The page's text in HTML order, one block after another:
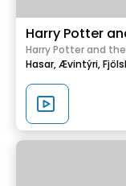
Harry Potter
Harry Potter and
Hasar,Ævintýri,